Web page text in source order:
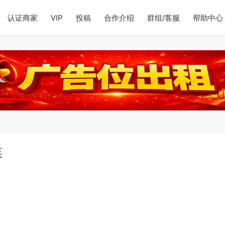
认证商家 VIP 投稿 合作介绍 群组/客服 帮助中心